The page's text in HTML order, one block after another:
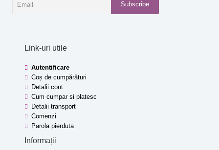
Subscribe
Link-uri utile
Autentificare
Coș de cumpărături
Detalii cont
Cum cumpar si platesc
Detalii transport
Comenzi
Parola pierduta
Informații